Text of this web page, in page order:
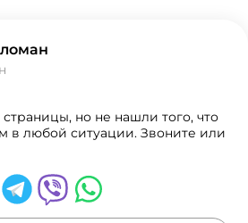
но не нашли того, что
в любой ситуации. Звоните или